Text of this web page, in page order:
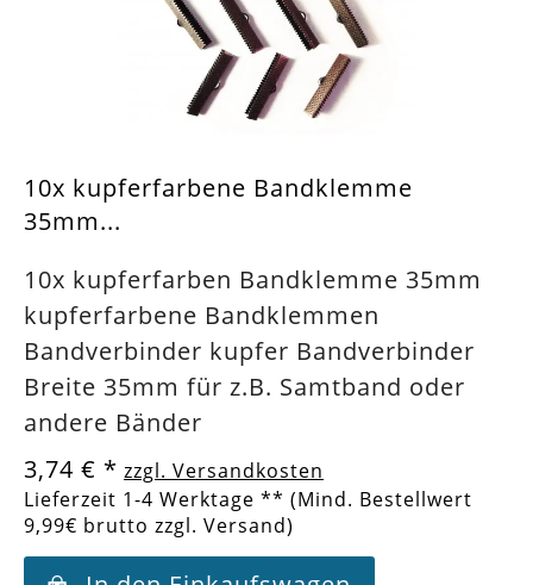
10x kupferfarbene Bandklemme
35mm...
10x kupferfarben Bandklemme 35mm
kupferfarbene Bandklemmen
Bandverbinder kupfer Bandverbinder
Breite 35mm für z.B. Samtband oder
andere Bänder
3,74 € * zzgl. Versandkosten
Lieferzeit 1-4 Werktage ** (Mind. Bestellwert
9,99€ brutto zzgl. Versand)